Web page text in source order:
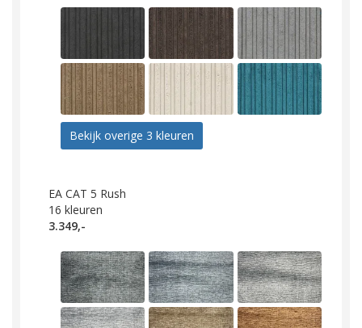
Bekijk overige 3 kleuren
EA CAT 5 Rush
16 kleuren
3.349,-